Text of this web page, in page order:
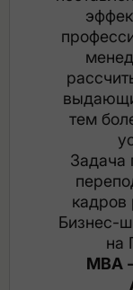
тем
Задача
кадров
Бизнес-
на
МВА -